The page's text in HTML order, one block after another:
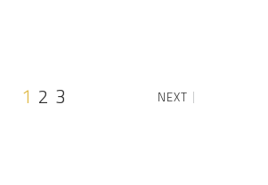
1 2 3 NEXT